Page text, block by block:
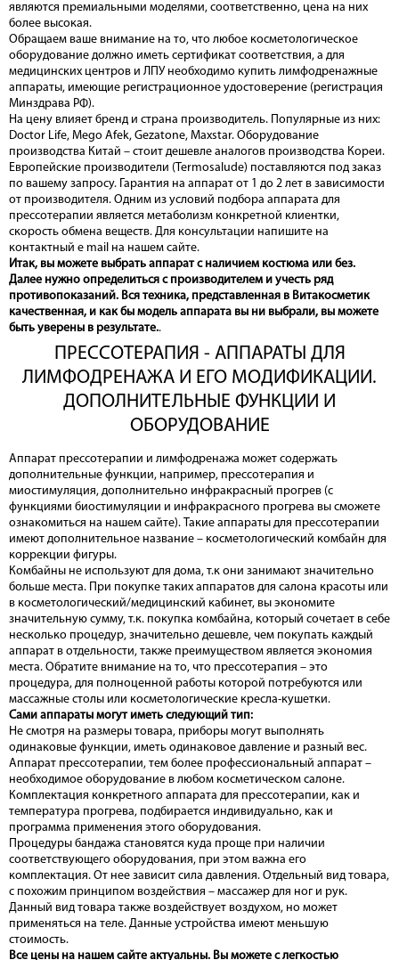
являются премиальными моделями, соответственно, цена на них
более высокая.
Обращаем ваше внимание на то, что любое косметологическое
оборудование должно иметь сертификат соответствия, а для
медицинских центров и ЛПУ необходимо купить лимфодренажные
аппараты, имеющие регистрационное удостоверение (регистрация
Минздрава РФ).
На цену влияет бренд и страна производитель. Популярные из них:
Doctor Life, Mego Afek, Gezatone, Maxstar. Оборудование
производства Китай – стоит дешевле аналогов производства Кореи.
Европейские производители (Termosalude) поставляются под заказ
по вашему запросу. Гарантия на аппарат от 1 до 2 лет в зависимости
от производителя. Одним из условий подбора аппарата для
прессотерапии является метаболизм конкретной клиентки,
скорость обмена веществ. Для консультации напишите на
контактный e mail на нашем сайте.
Итак, вы можете выбрать аппарат с наличием костюма или без.
Далее нужно определиться с производителем и учесть ряд
противопоказаний. Вся техника, представленная в Витакосметик
качественная, и как бы модель аппарата вы ни выбрали, вы можете
быть уверены в результате..
ПРЕССОТЕРАПИЯ - АППАРАТЫ ДЛЯ
ЛИМФОДРЕНАЖА И ЕГО МОДИФИКАЦИИ.
ДОПОЛНИТЕЛЬНЫЕ ФУНКЦИИ И
ОБОРУДОВАНИЕ
Аппарат прессотерапии и лимфодренажа может содержать
дополнительные функции, например, прессотерапия и
миостимуляция, дополнительно инфракрасный прогрев (с
функциями биостимуляции и инфракрасного прогрева вы сможете
ознакомиться на нашем сайте). Такие аппараты для прессотерапии
имеют дополнительное название – косметологический комбайн для
коррекции фигуры.
Комбайны не используют для дома, т.к они занимают значительно
больше места. При покупке таких аппаратов для салона красоты или
в косметологический/медицинский кабинет, вы экономите
значительную сумму, т.к. покупка комбайна, который сочетает в себе
несколько процедур, значительно дешевле, чем покупать каждый
аппарат в отдельности, также преимуществом является экономия
места. Обратите внимание на то, что прессотерапия – это
процедура, для полноценной работы которой потребуются или
массажные столы или косметологические кресла-кушетки.
Сами аппараты могут иметь следующий тип:
Не смотря на размеры товара, приборы могут выполнять
одинаковые функции, иметь одинаковое давление и разный вес.
Аппарат прессотерапии, тем более профессиональный аппарат –
необходимое оборудование в любом косметическом салоне.
Комплектация конкретного аппарата для прессотерапии, как и
температура прогрева, подбирается индивидуально, как и
программа применения этого оборудования.
Процедуры бандажа становятся куда проще при наличии
соответствующего оборудования, при этом важна его
комплектация. От нее зависит сила давления. Отдельный вид товара,
с похожим принципом воздействия – массажер для ног и рук.
Данный вид товара также воздействует воздухом, но может
применяться на теле. Данные устройства имеют меньшую
стоимость.
Все цены на нашем сайте актуальны. Вы можете с легкостью